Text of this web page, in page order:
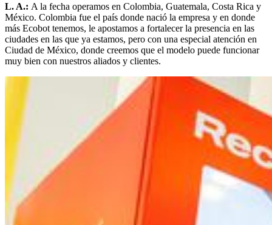
L. A.: A la fecha operamos en Colombia, Guatemala, Costa Rica y
México. Colombia fue el país donde nació la empresa y en donde
más Ecobot tenemos, le apostamos a fortalecer la presencia en las
ciudades en las que ya estamos, pero con una especial atención en
Ciudad de México, donde creemos que el modelo puede funcionar
muy bien con nuestros aliados y clientes.